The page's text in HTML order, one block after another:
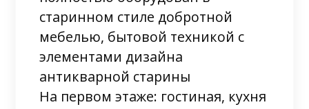
старинном стиле добротной
мебелью, бытовой техникой с
элементами дизайна
антикварной старины
На первом этаже: гостиная, кухня